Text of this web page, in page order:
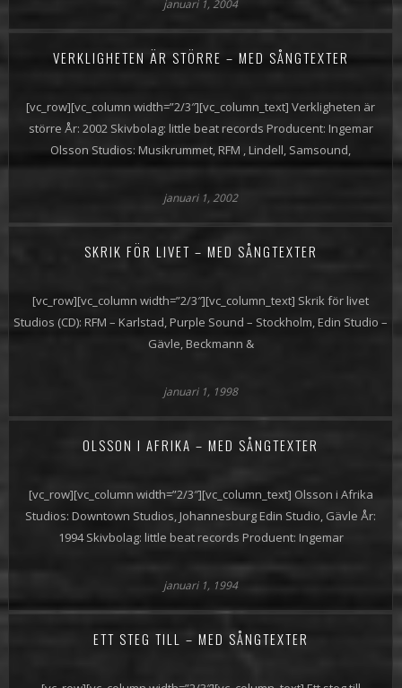
januari 1, 2004
VERKLIGHETEN ÄR STÖRRE – MED SÅNGTEXTER
[vc_row][vc_column width=”2/3″][vc_column_text] Verkligheten är
större År: 2002 Skivbolag: little beat records Producent: Ingemar
Olsson Studios: Musikrummet, RFM , Lindell, Samsound,
januari 1, 2002
SKRIK FÖR LIVET – MED SÅNGTEXTER
[vc_row][vc_column width=”2/3″][vc_column_text] Skrik för livet
Studios (CD): RFM – Karlstad, Purple Sound – Stockholm, Edin Studio –
Gävle, Beckmann &
januari 1, 1998
OLSSON I AFRIKA – MED SÅNGTEXTER
[vc_row][vc_column width=”2/3″][vc_column_text] Olsson i Afrika
Studios: Downtown Studios, Johannesburg Edin Studio, Gävle År:
1994 Skivbolag: little beat records Produent: Ingemar
januari 1, 1994
ETT STEG TILL – MED SÅNGTEXTER